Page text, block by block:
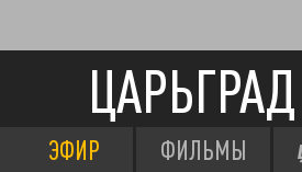
ЦАРЬГРАД
ЭФИР ФИЛЬМЫ